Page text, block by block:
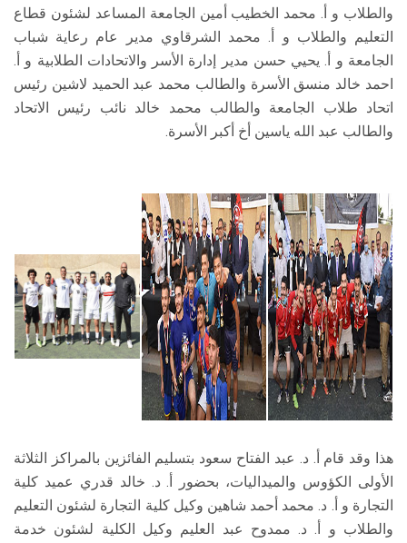
والطلاب و أ. محمد الخطيب أمين الجامعة المساعد لشئون قطاع
التعليم والطلاب و أ. محمد الشرقاوي مدير عام رعاية شباب
الجامعة و أ. يحيي حسن مدير إدارة الأسر والاتحادات الطلابية و أ.
احمد خالد منسق الأسرة والطالب محمد عبد الحميد لاشين رئيس
اتحاد طلاب الجامعة والطالب محمد خالد نائب رئيس الاتحاد
والطالب عبد الله ياسين أخ أكبر الأسرة.
هذا وقد قام أ. د. عبد الفتاح سعود بتسليم الفائزين بالمراكز الثلاثة
الأولى الكؤوس والميداليات، بحضور أ. د. خالد قدري عميد كلية
التجارة و أ. د. محمد أحمد شاهين وكيل كلية التجارة لشئون التعليم
والطلاب و أ. د. ممدوح عبد العليم وكيل الكلية لشئون خدمة